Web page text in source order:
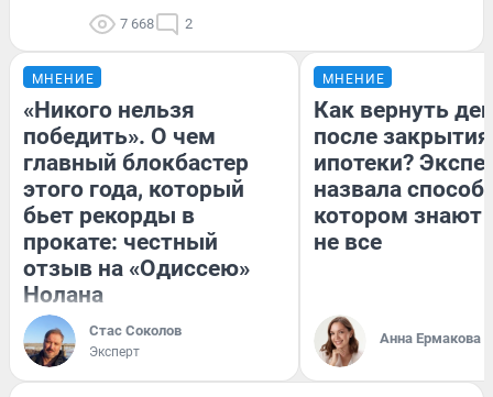
7 668 2
МНЕНИЕ
«Никого нельзя
победить». О чем
главный блокбастер
этого года, который
бьет рекорды в
прокате: честный
отзыв на «Одиссею»
Нолана
Стас Соколов
Эксперт
МНЕНИЕ
Как вернуть
после закрытия
ипотеки?
назвала
котором знают
не все
Анна Ермакова